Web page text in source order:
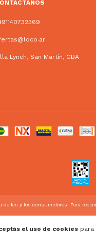
el uso de cookiespara
Lynch, San Martín, GBA
de las y los consumidores. Para